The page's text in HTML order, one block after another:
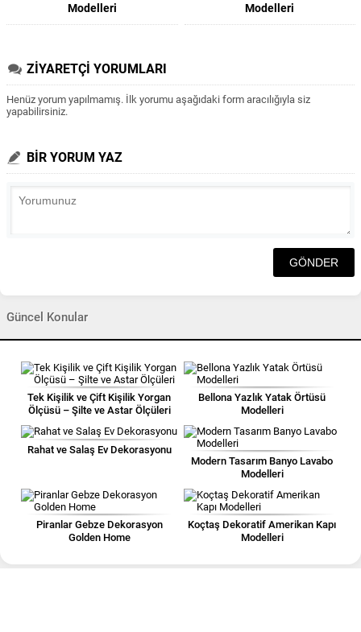
Modelleri
Modelleri
ZİYARETÇİ YORUMLARI
Henüz yorum yapılmamış. İlk yorumu aşağıdaki form aracılığıyla siz
yapabilirsiniz.
BİR YORUM YAZ
Güncel Konular
Tek Kişilik ve Çift Kişilik Yorgan
Ölçüsü – Şilte ve Astar Ölçüleri
Bellona Yazlık Yatak Örtüsü
Modelleri
Rahat ve Salaş Ev Dekorasyonu
Modern Tasarım Banyo Lavabo
Modelleri
Piranlar Gebze Dekorasyon
Golden Home
Koçtaş Dekoratif Amerikan Kapı
Modelleri